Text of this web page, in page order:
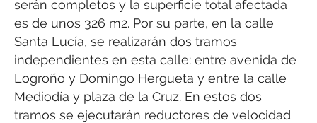
serán completos y la superficie total afectada
es de unos 326 m2. Por su parte, en la calle
Santa Lucía, se realizarán dos tramos
independientes en esta calle: entre avenida de
Logroño y Domingo Hergueta y entre la calle
Mediodía y plaza de la Cruz. En estos dos
tramos se ejecutarán reductores de velocidad